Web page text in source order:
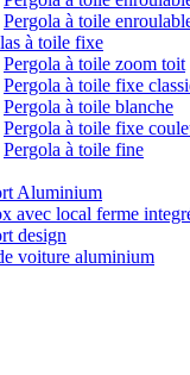
Pergola à toile
à toile fixe
Pergola à toile zoom toit
Pergola à toile fixe
Pergola à toile blanche
Pergola à toile fixe
Pergola à toile fine
Aluminium
avec local ferme
design
voiture aluminium